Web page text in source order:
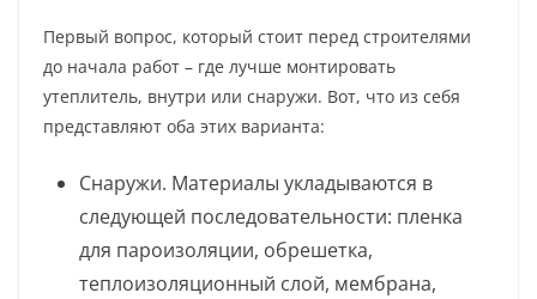
Первый вопрос, который стоит перед строителями
до начала работ – где лучше монтировать
утеплитель, внутри или снаружи. Вот, что из себя
представляют оба этих варианта:
Снаружи. Материалы укладываются в
следующей последовательности: пленка
для пароизоляции, обрешетка,
теплоизоляционный слой, мембрана,